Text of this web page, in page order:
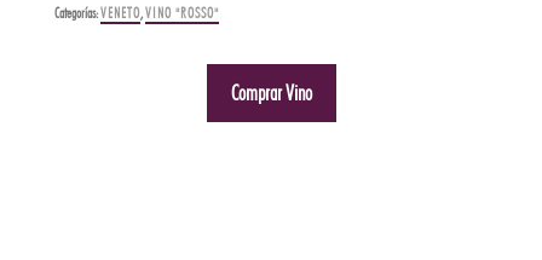
Categorías:VENETO,VINO "ROSSO"
Comprar Vino